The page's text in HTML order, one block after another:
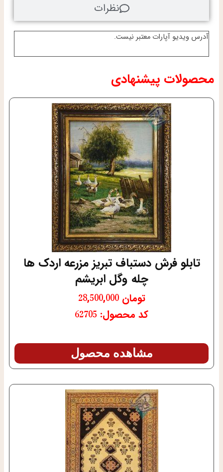
آدرس ویدیو آپارات معتبر نیست.
نظرات
محصولات پیشنهادی
تابلو فرش دستباف تبریز مزرعه اردک ها
چله وگل ابریشم
تومان 28,500,000
کد محصول: 62705
مشاهده محصول